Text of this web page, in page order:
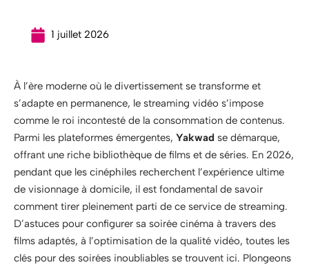
1 juillet 2026
À l’ère moderne où le divertissement se transforme et
s’adapte en permanence, le streaming vidéo s’impose
comme le roi incontesté de la consommation de contenus.
Parmi les plateformes émergentes, Yakwad se démarque,
offrant une riche bibliothèque de films et de séries. En 2026,
pendant que les cinéphiles recherchent l’expérience ultime
de visionnage à domicile, il est fondamental de savoir
comment tirer pleinement parti de ce service de streaming.
D’astuces pour configurer sa soirée cinéma à travers des
films adaptés, à l’optimisation de la qualité vidéo, toutes les
clés pour des soirées inoubliables se trouvent ici. Plongeons